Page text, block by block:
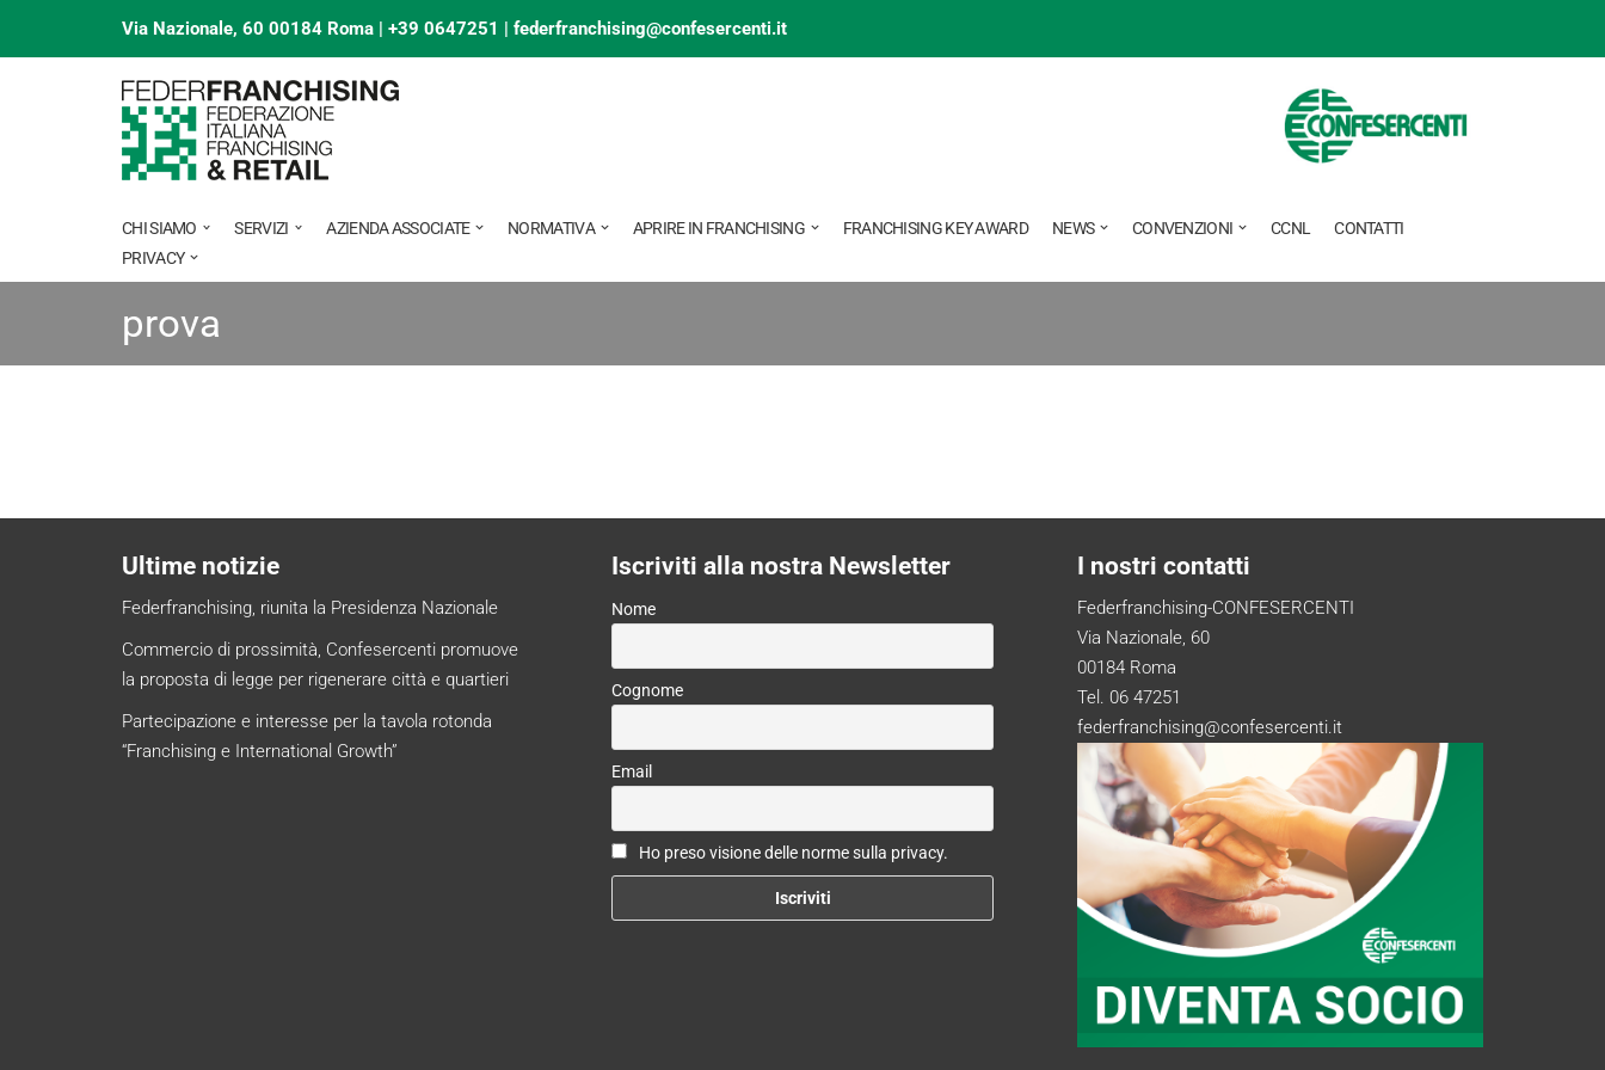
Vai
Via Nazionale, 60 00184 Roma | +39 0647251 | federfranchising@confesercenti.it
CHI SIAMO SERVIZI AZIENDA ASSOCIATE NORMATIVA APRIRE IN FRANCHISING FRANCHISING KEY AWARD NEWS CONVENZIONI CCNL
CONTATTI
PRIVACY
prova
Ultime notizie
Federfranchising, riunita la Presidenza Nazionale
Commercio di prossimità, Confesercenti promuove
la proposta di legge per rigenerare città e quartieri
Partecipazione e interesse per la tavola rotonda
“Franchising e International Growth”
Iscriviti alla nostra Newsletter
Nome
Cognome
Email
Ho preso visione delle norme sulla privacy.
I nostri contatti
Federfranchising-CONFESERCENTI
Via Nazionale, 60
00184 Roma
Tel. 06 47251
federfranchising@confesercenti.it